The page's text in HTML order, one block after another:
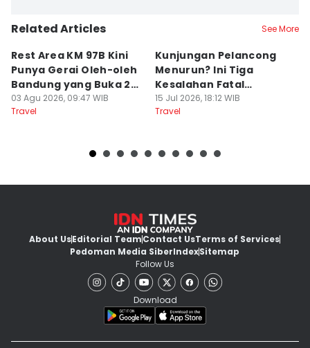
Related Articles See More
Rest Area KM 97B Kini
Punya Gerai Oleh-oleh
Bandung yang Buka 24
Jam
03 Agu 2026, 09:47 WIB
Travel
Kunjungan Pelancong
Menurun? Ini Tiga
Kesalahan Fatal
Pengelola Wisata
15 Jul 2026, 18:12 WIB
Travel
About UsEditorial TeamContact UsTerms of Services
Pedoman Media SiberIndexSitemap
Follow Us
Download